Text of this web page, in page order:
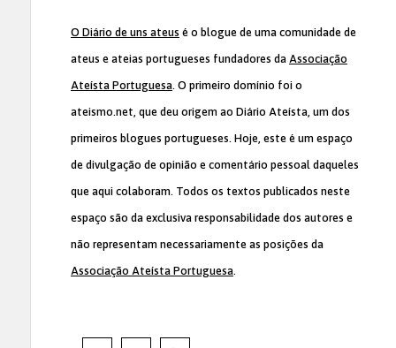
O Diário de uns ateus é o blogue de uma comunidade de
ateus e ateias portugueses fundadores da Associação
Ateísta Portuguesa. O primeiro domínio foi o
ateismo.net, que deu origem ao Diário Ateísta, um dos
primeiros blogues portugueses. Hoje, este é um espaço
de divulgação de opinião e comentário pessoal daqueles
que aqui colaboram. Todos os textos publicados neste
espaço são da exclusiva responsabilidade dos autores e
não representam necessariamente as posições da
Associação Ateísta Portuguesa.